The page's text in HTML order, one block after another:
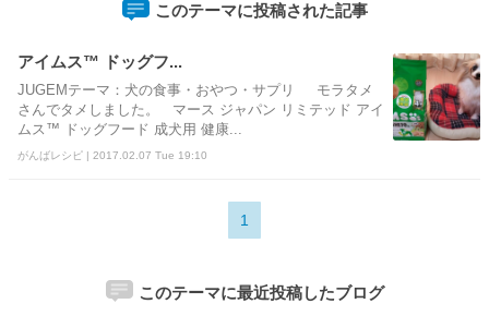
このテーマに投稿された記事
アイムス™ ドッグフ...
JUGEMテーマ：犬の食事・おやつ・サプリ モラタメ
さんでタメしました。 マース ジャパン リミテッド アイ
ムス™ ドッグフード 成犬用 健康...
がんばレシピ | 2017.02.07 Tue 19:10
1
このテーマに最近投稿したブログ